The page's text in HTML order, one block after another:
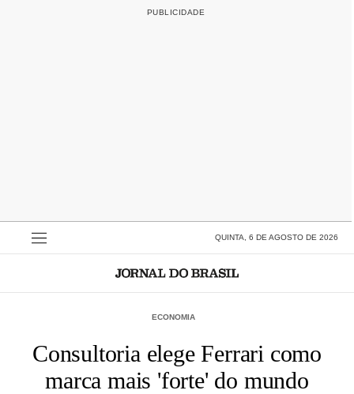
QUINTA, 6 DE AGOSTO DE 2026
ECONOMIA
Consultoria elege Ferrari como
marca mais 'forte' do mundo